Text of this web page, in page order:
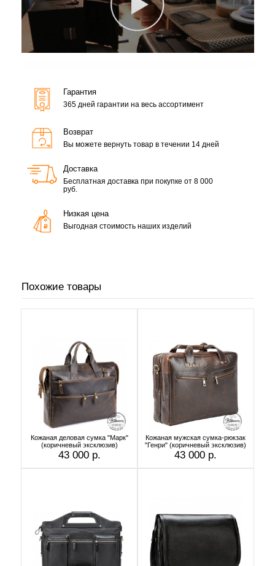
Гарантия
365 дней гарантии на весь ассортимент
Возврат
Вы можете вернуть товар в течении 14 дней
Доставка
Бесплатная доставка при покупке от 8 000
руб.
Низкая цена
Выгодная стоимость наших изделий
Похожие товары
Кожаная деловая сумка "Марк"
(коричневый эксклюзив)
43 000 р.
Кожаная мужская сумка-рюкзак
"Генри" (коричневый эксклюзив)
43 000 р.